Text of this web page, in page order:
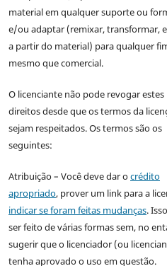
material em qualquer suporte ou
e/ou adaptar (remixar, transformar,
a partir do material) para qualquer
mesmo que comercial.
O licenciante não pode revogar estes
direitos desde que os termos da
sejam respeitados. Os termos são os
seguintes:
Atribuição – Você deve dar ocrédito
apropriado, prover um link para a
indicar se foram feitas mudanças.
ser feito de várias formas sem, no
sugerir que o licenciador (ou
tenha aprovado o uso em questão.